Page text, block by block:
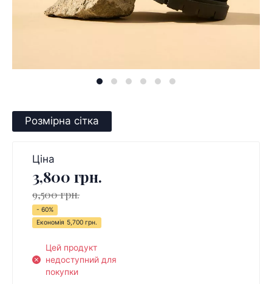
Розмірна сітка
Ціна
3,800 грн.
9,500 грн.
- 60%
Економія 5,700 грн.
Цей продукт
недоступний для
покупки